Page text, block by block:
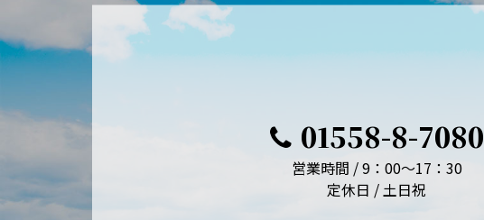
01558-8-7080
営業時間 / 9：00～17：30
定休日 / 土日祝